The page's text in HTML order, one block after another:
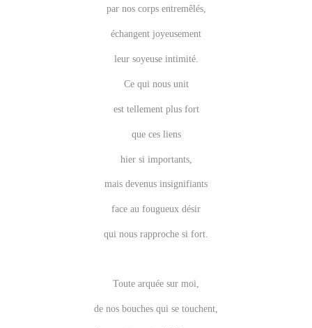
par nos corps entremêlés,
échangent joyeusement
leur soyeuse intimité.
Ce qui nous unit
est tellement plus fort
que ces liens
hier si importants,
mais devenus insignifiants
face au fougueux désir
qui nous rapproche si fort.
Toute arquée sur moi,
de nos bouches qui se touchent,